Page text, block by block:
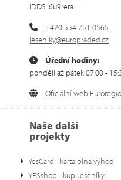
IDDS: 6u9rera
+420 554 751 0565
jeseniky@europraded.cz
Úřední hodiny:
pondělí až pátek 07:00 -
Oficiální web
Naše další
projekty
YesCard - karta plná výhod
YESshop - kup Jeseníky